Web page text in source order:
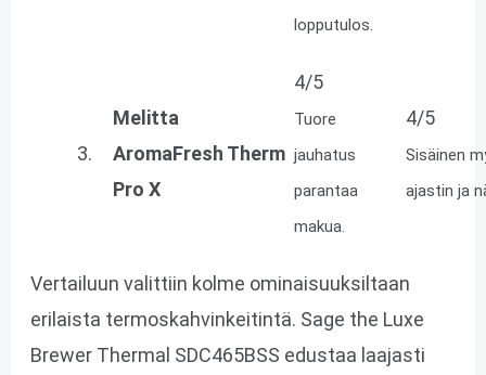
lopputulos.
3.
Melitta
AromaFresh Therm
Pro X
4/5
Tuore
jauhatus
parantaa
makua.
4/5
Sisäinen
ajastin ja
Vertailuun valittiin kolme ominaisuuksiltaan
erilaista termoskahvinkeitintä. Sage the Luxe
Brewer Thermal SDC465BSS edustaa laajasti